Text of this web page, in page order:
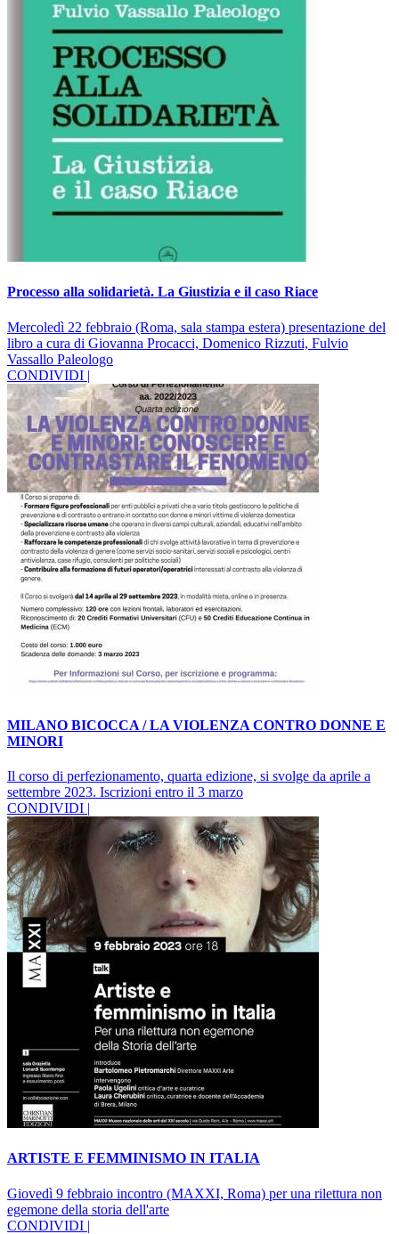
Processo alla solidarietà. La Giustizia e il caso Riace
Mercoledì 22 febbraio (Roma, sala stampa estera) presentazione del
libro a cura di Giovanna Procacci, Domenico Rizzuti, Fulvio
Vassallo Paleologo
CONDIVIDI |
MILANO BICOCCA / LA VIOLENZA CONTRO DONNE E
MINORI
Il corso di perfezionamento, quarta edizione, si svolge da aprile a
settembre 2023. Iscrizioni entro il 3 marzo
CONDIVIDI |
ARTISTE E FEMMINISMO IN ITALIA
Giovedì 9 febbraio incontro (MAXXI, Roma) per una rilettura non
egemone della storia dell'arte
CONDIVIDI |